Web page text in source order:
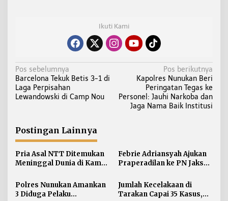
Ikuti Kami
N
a
v
a
s
i
p
o
s
Pos sebelumnya
Barcelona Tekuk Betis 3-1 di
Laga Perpisahan
Lewandowski di Camp Nou
Pos berikutnya
Kapolres Nunukan Beri
Peringatan Tegas ke
Personel: Jauhi Narkoba dan
Jaga Nama Baik Institusi
Postingan Lainnya
Pria Asal NTT Ditemukan
Meninggal Dunia di Kamar
Febrie Adriansyah Ajukan
Praperadilan ke PN Jaksel
Polres Nunukan Amankan
3 Diduga Pelaku
Jumlah Kecelakaan di
Tarakan Capai 35 Kasus,